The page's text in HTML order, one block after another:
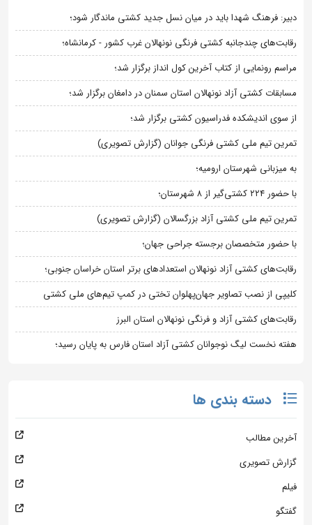
دبیر: فرهنگ شهدا باید در میان نسل جدید کشتی ماندگار شود؛
رقابت‌های چندجانبه کشتی فرنگی نونهالان غرب کشور - کرمانشاه؛
مراسم رونمایی از کتاب آخرین کول انداز برگزار شد؛
مسابقات کشتی آزاد نونهالان استان سمنان در دامغان برگزار شد؛
از سوی اندیشکده فدراسیون کشتی برگزار شد؛
تمرین تیم ملی کشتی فرنگی جوانان (گزارش تصویری)
به میزبانی شهرستان ارومیه؛
با حضور ۲۲۴ کشتی‌گیر از ۸ شهرستان؛
تمرین تیم ملی کشتی آزاد بزرگسالان (گزارش تصویری)
با حضور متخصصان برجسته جراحی جهان؛
رقابت‌های کشتی آزاد نونهالان استعدادهای برتر استان خراسان جنوبی؛
کلیپی از نصب تصاویر جهان‌پهلوان تختی در کمپ تیم‌های ملی کشتی
رقابت‌های کشتی آزاد و فرنگی نونهالان استان البرز
هفته نخست لیگ نوجوانان کشتی آزاد استان فارس به پایان رسید؛
دسته بندی ها
آخرین مطالب
گزارش تصویری
فیلم
گفتگو